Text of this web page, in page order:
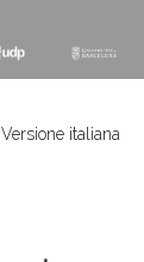
Versione italiana